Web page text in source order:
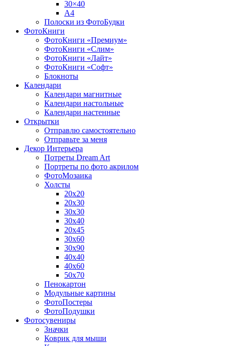
30×40
A4
Полоски из ФотоБудки
ФотоКниги
ФотоКниги «Премиум»
ФотоКниги «Слим»
ФотоКниги «Лайт»
ФотоКниги «Софт»
Блокноты
Календари
Календари магнитные
Календари настольные
Календари настенные
Открытки
Отправлю самостоятельно
Отправьте за меня
Декор Интерьера
Потреты Dream Art
Портреты по фото акрилом
ФотоМозаика
Холсты
20х20
20х30
30х30
30х40
20х45
30х60
30х90
40х40
40х60
50х70
Пенокартон
Модульные картины
ФотоПостеры
ФотоПодушки
Фотоcувениры
Значки
Коврик для мыши